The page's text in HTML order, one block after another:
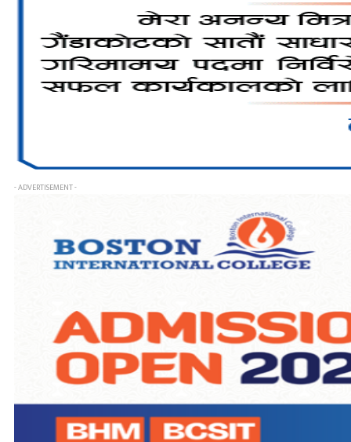
- ADVERTISEMENT -